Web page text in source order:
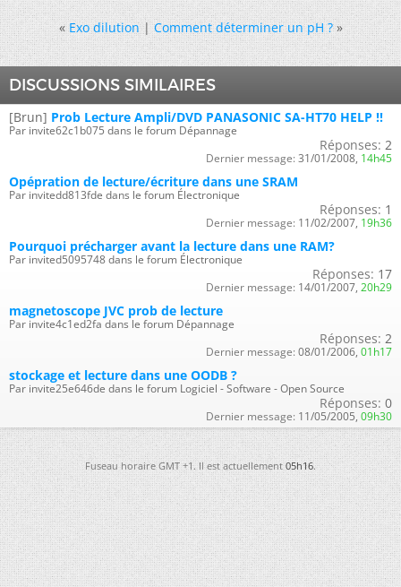
« Exo dilution|Comment déterminer un pH ? »
DISCUSSIONS SIMILAIRES
[Brun] Prob Lecture Ampli/DVD PANASONIC SA-HT70 HELP !!
Par invite62c1b075 dans le forum Dépannage
Réponses: 2
Dernier message: 31/01/2008, 14h45
Opépration de lecture/écriture dans une SRAM
Par invitedd813fde dans le forum Électronique
Réponses: 1
Dernier message: 11/02/2007, 19h36
Pourquoi précharger avant la lecture dans une RAM?
Par invited5095748 dans le forum Électronique
Réponses: 17
Dernier message: 14/01/2007, 20h29
magnetoscope JVC prob de lecture
Par invite4c1ed2fa dans le forum Dépannage
Réponses: 2
Dernier message: 08/01/2006, 01h17
stockage et lecture dans une OODB ?
Par invite25e646de dans le forum Logiciel - Software - Open Source
Réponses: 0
Dernier message: 11/05/2005, 09h30
Fuseau horaire GMT +1. Il est actuellement05h16.